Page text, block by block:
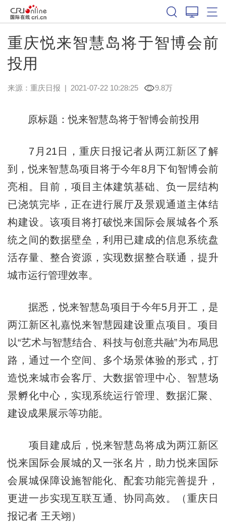
重庆悦来智慧岛将于智博会前
投用
来源： 重庆日报 | 2021-07-22 10:28:25 9.8万
原标题：悦来智慧岛将于智博会前投用
7月21日，重庆日报记者从两江新区了解
到，悦来智慧岛项目将于今年8月下旬智博会前
亮相。目前，项目主体建筑基础、负一层结构
已浇筑完毕，正在进行展厅及景观通道主体结
构建设。该项目将打破悦来国际会展城各个系
统之间的数据壁垒，利用已建成的信息系统盘
活存量、整合资源，实现数据整合联通，提升
城市运行管理效率。
据悉，悦来智慧岛项目于今年5月开工，是
两江新区礼嘉悦来智慧园建设重点项目。项目
以“艺术与智慧结合、科技与创意共融”为布局思
路，通过一个空间、多个场景体验的形式，打
造悦来城市会客厅、大数据管理中心、智慧场
景孵化中心，实现系统运行管理、数据汇聚、
建设成果展示等功能。
项目建成后，悦来智慧岛将成为两江新区
悦来国际会展城的又一张名片，助力悦来国际
会展城保障设施智能化、配套功能完善提升，
更进一步实现互联互通、协同高效。（重庆日
报记者 王天翊）